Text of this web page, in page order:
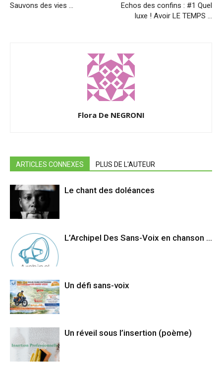
Sauvons des vies …
Echos des confins : #1 Quel
luxe ! Avoir LE TEMPS …
Flora De NEGRONI
ARTICLES CONNEXES PLUS DE L'AUTEUR
Le chant des doléances
L’Archipel Des Sans-Voix en chanson …
Un défi sans-voix
Un réveil sous l’insertion (poème)